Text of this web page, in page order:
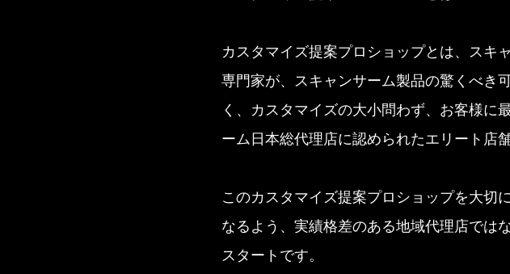
カスタマイズ提案プロショップとは、スキ
専門家が、スキャンサーム製品の驚くべき
く、カスタマイズの大小問わず、お客様に
ーム日本総代理店に認められたエリート店
このカスタマイズ提案プロショップを大切
なるよう、実績格差のある地域代理店では
スタートです。